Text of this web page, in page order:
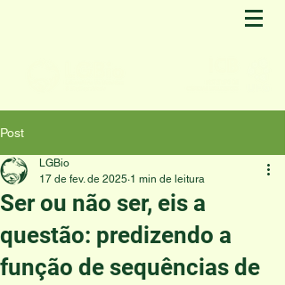
Post
Ser ou não ser, eis a
questão: predizendo a
função de sequências de
LGBio
17 de fev. de 2025 1 min de leitura